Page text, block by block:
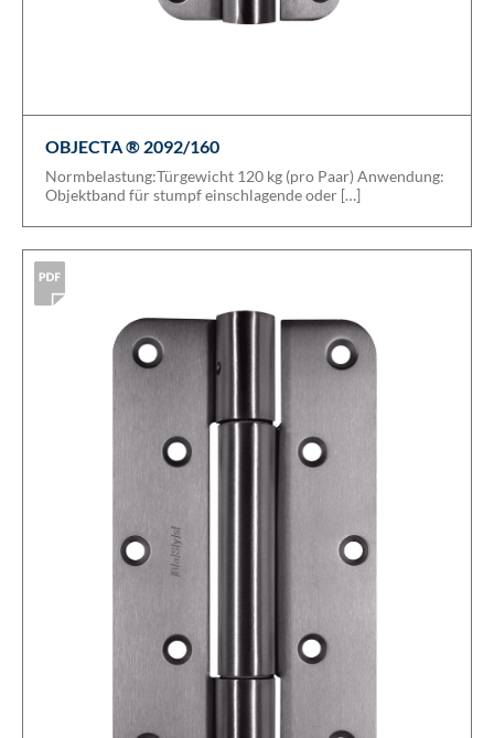
OBJECTA ® 2092/160
Normbelastung:Türgewicht 120 kg (pro Paar) Anwendung:
Objektband für stumpf einschlagende oder […]